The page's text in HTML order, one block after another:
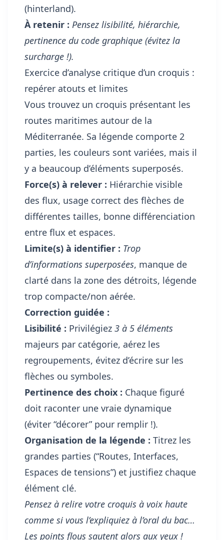
(hinterland).
À retenir : Pensez lisibilité, hiérarchie,
pertinence du code graphique (évitez la
surcharge !).
Exercice d’analyse critique d’un croquis :
repérer atouts et limites
Vous trouvez un croquis présentant les
routes maritimes autour de la
Méditerranée. Sa légende comporte 2
parties, les couleurs sont variées, mais il
y a beaucoup d’éléments superposés.
Force(s) à relever : Hiérarchie visible
des flux, usage correct des flèches de
différentes tailles, bonne différenciation
entre flux et espaces.
Limite(s) à identifier : Trop
d’informations superposées, manque de
clarté dans la zone des détroits, légende
trop compacte/non aérée.
Correction guidée :
Lisibilité : Privilégiez 3 à 5 éléments
majeurs par catégorie, aérez les
regroupements, évitez d’écrire sur les
flèches ou symboles.
Pertinence des choix : Chaque figuré
doit raconter une vraie dynamique
(éviter “décorer” pour remplir !).
Organisation de la légende : Titrez les
grandes parties (“Routes, Interfaces,
Espaces de tensions”) et justifiez chaque
élément clé.
Pensez à relire votre croquis à voix haute
comme si vous l’expliquiez à l’oral du bac…
Les points flous sautent alors aux yeux !